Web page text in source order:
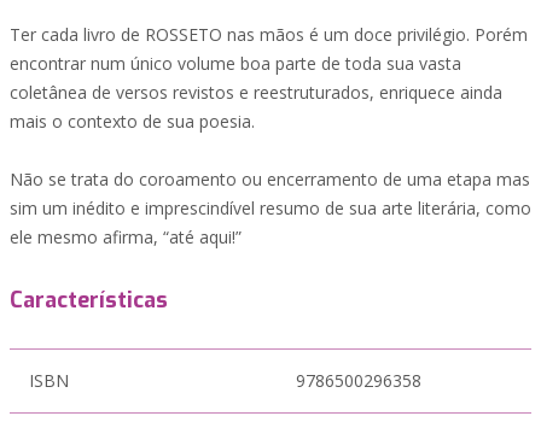
Ter cada livro de ROSSETO nas mãos é um doce privilégio. Porém
encontrar num único volume boa parte de toda sua vasta
coletânea de versos revistos e reestruturados, enriquece ainda
mais o contexto de sua poesia.
Não se trata do coroamento ou encerramento de uma etapa mas
sim um inédito e imprescindível resumo de sua arte literária, como
ele mesmo afirma, “até aqui!”
Características
ISBN 9786500296358